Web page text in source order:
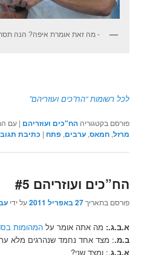
- מה זאת אומרת איפה? הנה
לכל רשומות “הח”כים ועוזריהם”
פורסם בקטגוריה הח"כים ועוזריהם |עם
מרזל,חמאס,ערבים,פתח | כתיבת
הח”כים ועוזריהם #5
פורסם בתאריך27 באפריל 2011 על ידי
א.ב.ג.: מה אתה אומר עלהמהומות
ב.מ.: מצד אחד נחמד שנהרגים מלא
א.ב.ג.: ומצד שני?